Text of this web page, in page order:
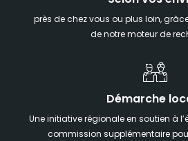
près de chez vous ou plus loin,
de notre moteur de
Démarche
Une initiative régionale en soutien à
commission supplémentaire